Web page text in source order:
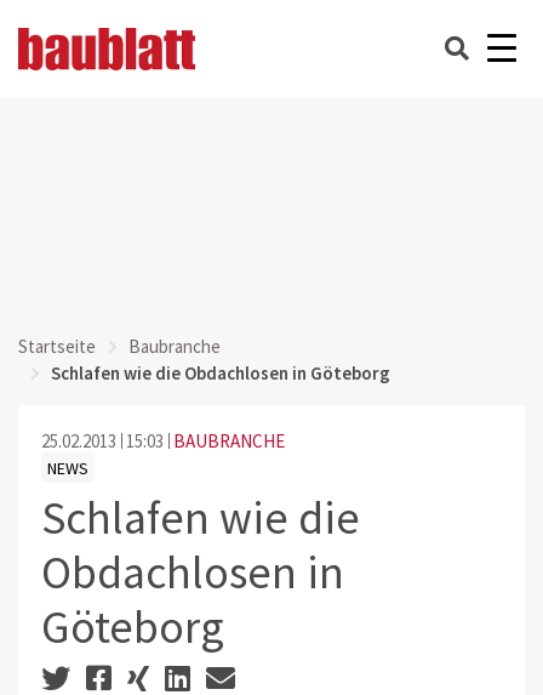
Startseite
Baubranche
Schlafen wie die Obdachlosen in Göteborg
25.02.2013 15:03 BAUBRANCHE
NEWS
Schlafen wie die
Obdachlosen in
Göteborg